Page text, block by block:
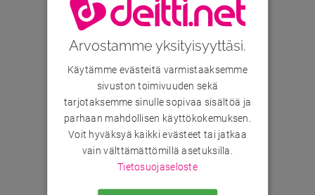
Arvostamme yksityisyyttäsi.
Käytämme evästeitä varmistaaksemme
sivuston toimivuuden sekä
tarjotaksemme sinulle sopivaa sisältöä ja
parhaan mahdollisen käyttökokemuksen.
Voit hyväksyä kaikki evästeet tai jatkaa
vain välttämättömillä asetuksilla.
Tietosuojaseloste